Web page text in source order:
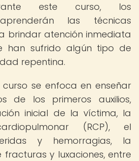
este curso, los
las técnicas
brindar atención inmediata
han sufrido algún tipo de
repentina.
se enfoca en enseñar
de los primeros auxilios,
inicial de la víctima, la
(RCP), el
y hemorragias, la
fracturas y luxaciones, entre